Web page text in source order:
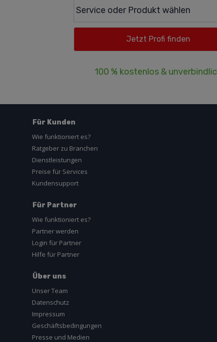
100 % kostenlos &
Für Kunden
Wie funktioniert es?
Ratgeber zu Branchen
Dienstleistungen
Preise für Services
Kundensupport
Für Partner
Wie funktioniert es?
Partner werden
Login für Partner
Hilfe für Partner
Über uns
Unser Team
Datenschutz
Impressum
Geschäftsbedingungen
Presse und Medien